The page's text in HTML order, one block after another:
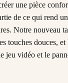
une pièce
de ce qui rend
Notre nouveau
touches douces,
jeu vidéo et le